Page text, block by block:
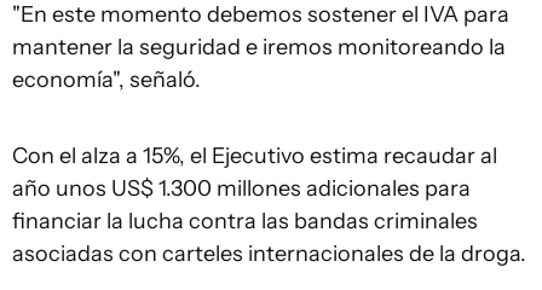
"En este momento debemos sostener el IVA para
mantener la seguridad e iremos monitoreando la
economía", señaló.
Con el alza a 15%, el Ejecutivo estima recaudar al
año unos US$ 1.300 millones adicionales para
financiar la lucha contra las bandas criminales
asociadas con carteles internacionales de la droga.